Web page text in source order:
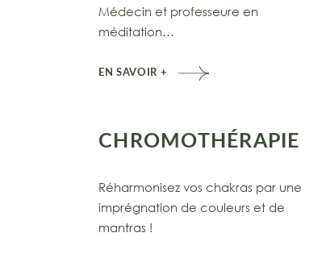
Médecin et professeure en
méditation…
EN SAVOIR +
CHROMOTHÉRAPIE
Réharmonisez vos chakras par une
imprégnation de couleurs et de
mantras !